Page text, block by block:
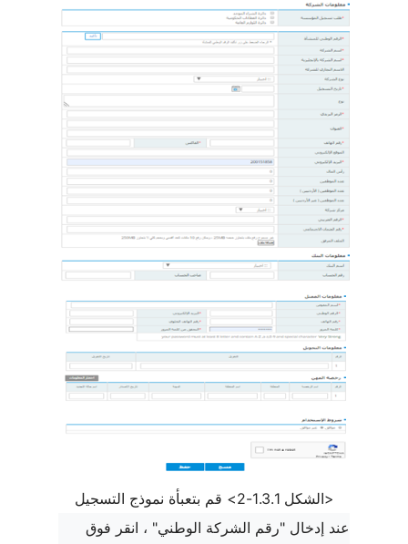
<الشكل 1.3.1-2> قم بتعبأة نموذج التسجيل
عند إدخال "رقم الشركة الوطني" ، انقر فوق